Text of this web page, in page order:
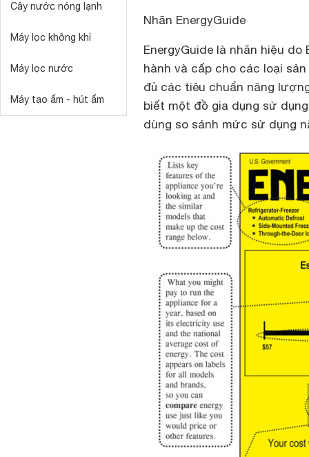
Cây nước nóng lạnh
Máy lọc không khí
Máy lọc nước
Máy tạo ẩm - hút ẩm
Nhãn EnergyGuide
EnergyGuide là nhãn hiệu do
hành và cấp cho các loại
đủ các tiêu chuẩn năng
biết một đồ gia dụng sử
dùng so sánh mức sử dụng